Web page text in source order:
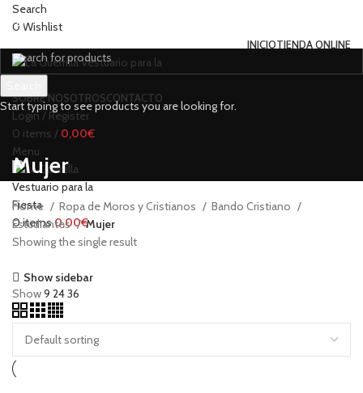
Search
0 Wishlist
INICIOTIENDA ONLINE
SOBRE NOSOTROSCONTACTO
Login / Register
0 items / 0,00€
Menu
0items0,00€
Mujer
Home Ropa de Moros y Cristianos
Bando Cristiano
Estudiantes
Mujer
Showing the single result
Show sidebar
Show9 2436
Start typing to see products you are looking for.